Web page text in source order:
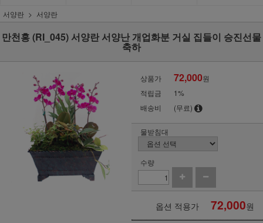
서양란 서양란
만천홍 (RI_045) 서양란 서양난 개업화분 거실 집들이 승진선물
축하
상품가 72,000원
적립금
1%
배송비
(무료)
물받침대
수량
옵션 적용가 72,000원